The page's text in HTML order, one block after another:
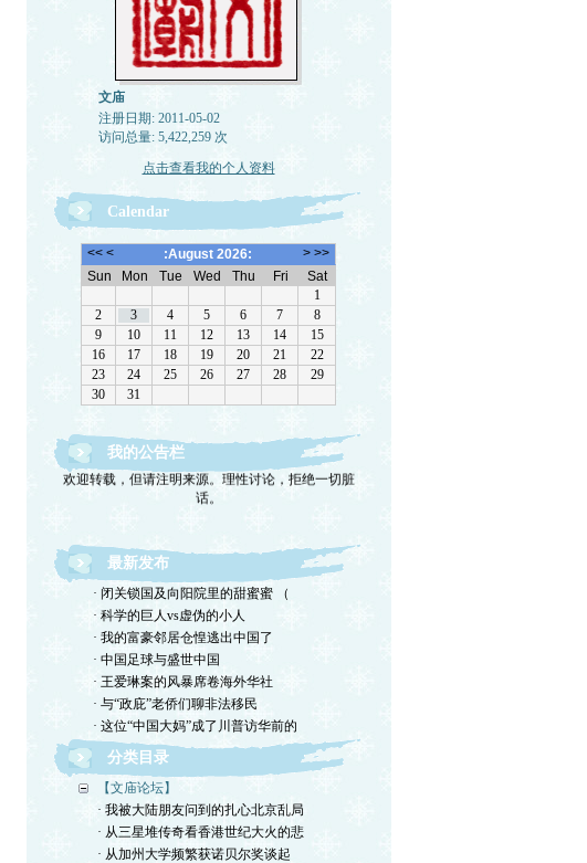
文庙
注册日期: 2011-05-02
访问总量: 5,422,259 次
点击查看我的个人资料
Calendar
我的公告栏
欢迎转载，但请注明来源。理性讨论，拒绝一切脏
话。
最新发布
· 闭关锁国及向阳院里的甜蜜蜜 （
· 科学的巨人vs虚伪的小人
· 我的富豪邻居仓惶逃出中国了
· 中国足球与盛世中国
· 王爱琳案的风暴席卷海外华社
· 与“政庇”老侨们聊非法移民
· 这位“中国大妈”成了川普访华前的
分类目录
【文庙论坛】
· 我被大陆朋友问到的扎心北京乱局
· 从三星堆传奇看香港世纪大火的悲
· 从加州大学频繁获诺贝尔奖谈起